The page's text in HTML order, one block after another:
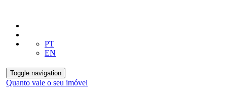
PT
EN
Toggle navigation
Quanto vale o seu imóvel